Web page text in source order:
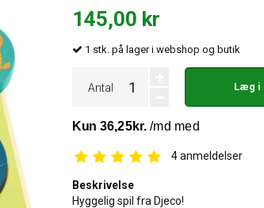
145,00 kr
1 stk. på lager i webshop og butik
Antal Læg i
4anmeldelser
Beskrivelse
Hyggelig spil fra Djeco!